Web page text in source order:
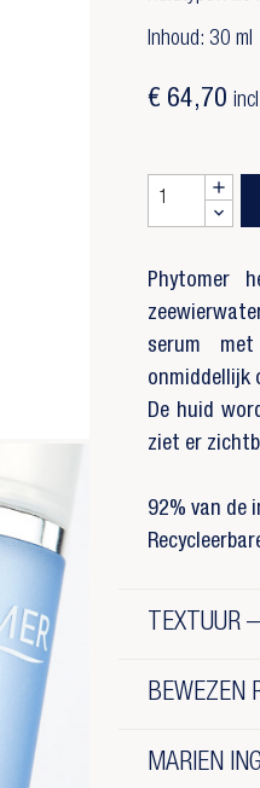
Inhoud: 30 ml
€ 64,70
Phytomer
serum
onmiddellijk
De huid
ziet er
92% van de
TEXTUUR
BEWEZEN
MARIEN